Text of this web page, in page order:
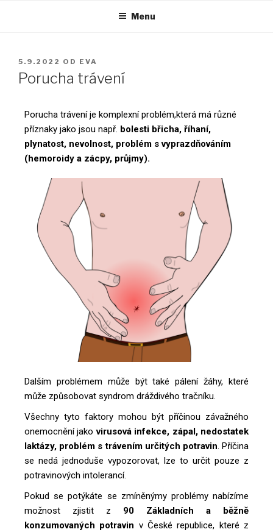
Menu
5.9.2022 OD EVA
Porucha trávení
Porucha trávení je komplexní problém,která má různé
příznaky jako jsou např. bolesti břicha, říhaní,
plynatost, nevolnost, problém s vyprazdňováním
(hemoroidy a zácpy, průjmy).
Dalším problémem může být také pálení žáhy, které
může způsobovat syndrom dráždivého tračníku.
Všechny tyto faktory mohou být příčinou závažného
onemocnění jakovirusová infekce, zápal, nedostatek
laktázy, problém s trávením určitých potravin. Příčina
se nedá jednoduše vypozorovat, lze to určit pouze z
potravinových intolerancí.
Pokud se potýkáte se zmíněnýmy problémy nabízíme
možnost zjistit z 90 Základních a běžně
konzumovaných potravin v České republice, které z